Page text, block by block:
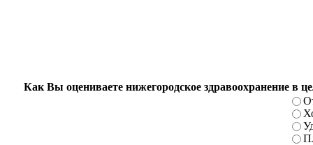
Как Вы оцениваете нижегородское здравоохранение в